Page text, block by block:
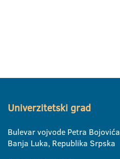
Univerzitetski grad
Bulevar vojvode Petra Bojovića
Banja Luka, Republika Srpska